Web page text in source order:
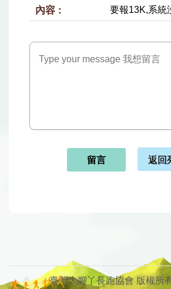
要報13K,系統
留言 返回
臺灣大腳丫長跑協會 版權所